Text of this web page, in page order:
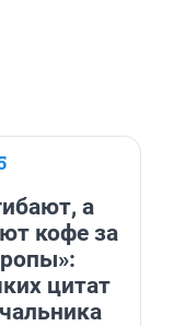
а
кофе за
цитат